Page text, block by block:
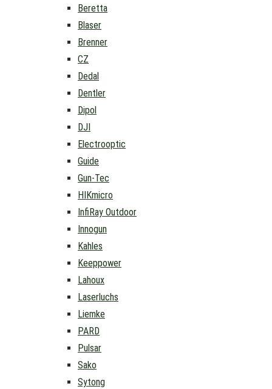
Beretta
Blaser
Brenner
CZ
Dedal
Dentler
Dipol
DJI
Electrooptic
Guide
Gun-Tec
HIKmicro
InfiRay Outdoor
Innogun
Kahles
Keeppower
Lahoux
Laserluchs
Liemke
PARD
Pulsar
Sako
Sytong